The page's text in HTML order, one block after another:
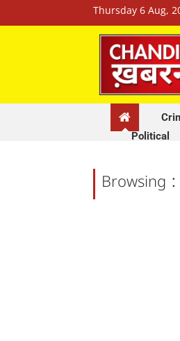
Thursday 6 Aug,
Political
Browsing :